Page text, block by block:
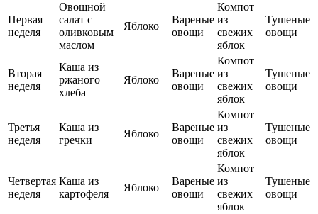
Первая
неделя
Овощной
салат с
оливковым
маслом
Яблоко
Вареные
овощи
Компот
из
свежих
яблок
Тушеные
овощи
Вторая
неделя
Каша из
ржаного
хлеба
Яблоко
Вареные
овощи
Компот
из
свежих
яблок
Тушеные
овощи
Третья
неделя
Каша из
гречки
Яблоко
Вареные
овощи
Компот
из
свежих
яблок
Тушеные
овощи
Четвертая
неделя
Каша из
картофеля
Яблоко
Вареные
овощи
Компот
из
свежих
яблок
Тушеные
овощи